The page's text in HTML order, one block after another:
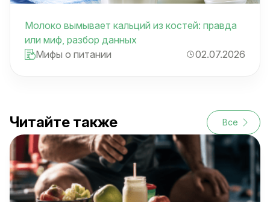
Молоко вымывает кальций из костей: правда
или миф, разбор данных
Мифы о питании
02.07.2026
Читайте также Все